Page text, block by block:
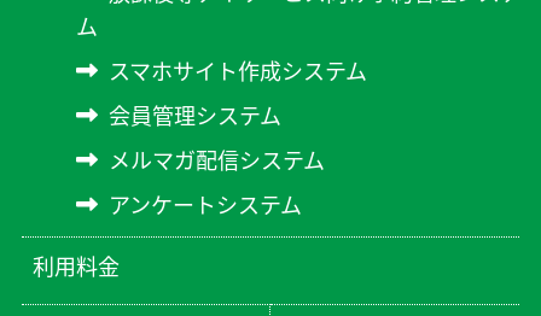
ム
スマホサイト作成システム
会員管理システム
メルマガ配信システム
アンケートシステム
利用料金